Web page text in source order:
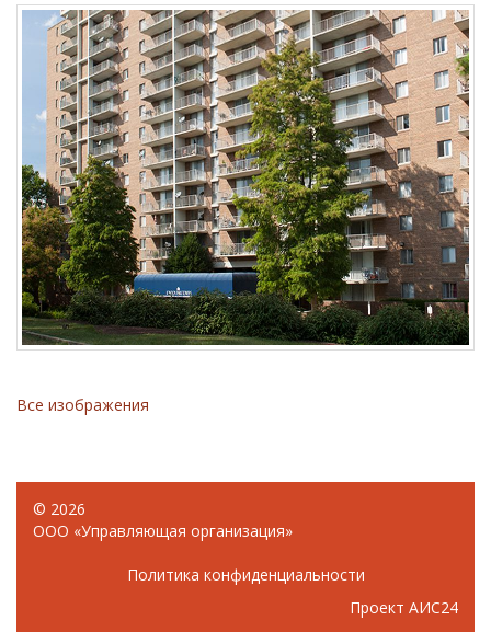
Все изображения
© 2026
ООО «Управляющая организация»
Политика конфиденциальности
Проект АИС24